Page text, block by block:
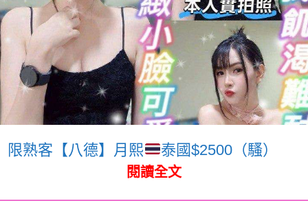
限熟客【八德】月熙 泰國$2500（騷）
閱讀全文